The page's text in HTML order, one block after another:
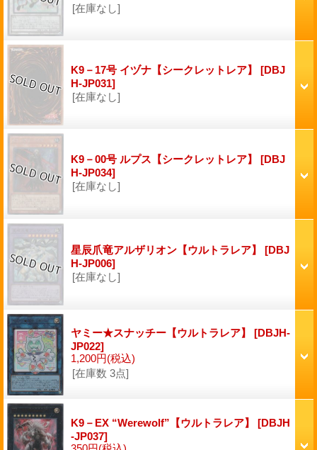
[在庫なし]
K9－17号 イヅナ【シークレットレア】 [DBJ
H-JP031]
[在庫なし]
K9－00号 ルプス【シークレットレア】 [DBJ
H-JP034]
[在庫なし]
星辰爪竜アルザリオン【ウルトラレア】 [DBJ
H-JP006]
[在庫なし]
ヤミー★スナッチー【ウルトラレア】 [DBJH-
JP022]
1,200円(税込)
[在庫数 3点]
K9－EX “Werewolf”【ウルトラレア】 [DBJH
-JP037]